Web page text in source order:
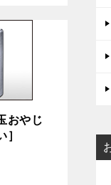
シンプル
おやじ
］